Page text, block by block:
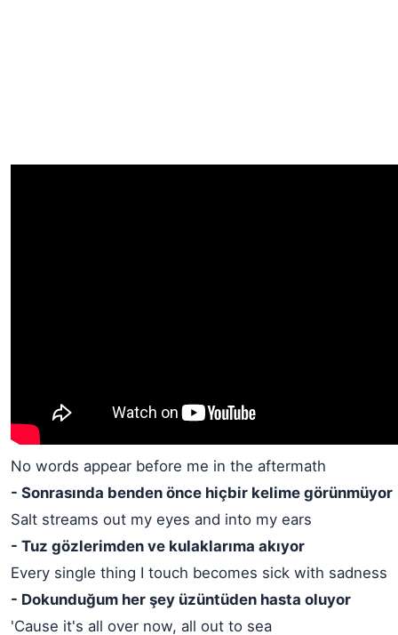
No words appear before me in the aftermath
- Sonrasında benden önce hiçbir kelime görünmüyor
Salt streams out my eyes and into my ears
- Tuz gözlerimden ve kulaklarıma akıyor
Every single thing I touch becomes sick with sadness
- Dokunduğum her şey üzüntüden hasta oluyor
'Cause it's all over now, all out to sea